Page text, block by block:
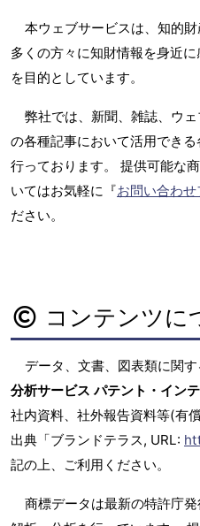
本ウェブサービスは、知的財
多くの方々に知財情報を身近
を目的としています。
弊社では、新聞、雑誌、ウ
の各種記事において活用でき
行っております。 提供可能な
いてはお気軽に『お問い合わ
ださい。
コンテンツに
データ、文書、図表類に関
分析サービス パテント・イン
社内資料、社外報告資料等(有
出典「ブランドテラス, URL:
記の上、ご利用ください。
商標データは最新の特許庁